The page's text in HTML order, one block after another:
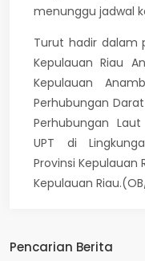
menunggu jadwal
Turut hadir dalam
Kepulauan Riau
Kepulauan
Perhubungan
Perhubungan
UPT di
Provinsi Kepulauan
Kepulauan
Pencarian Berita